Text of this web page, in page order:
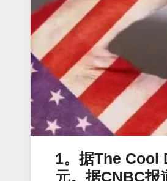
1。据The Cool
元。据CNBC报